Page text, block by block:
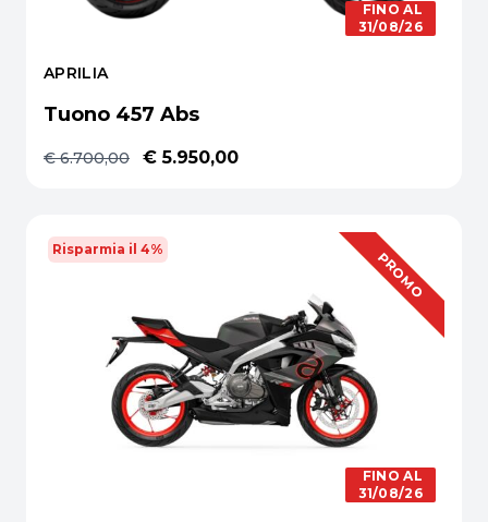
FINO AL
31/08/26
APRILIA
Tuono 457 Abs
€ 6.700,00 € 5.950,00
OFFERTA
PROMO
FINO AL
31/08/26
Risparmia il 4%